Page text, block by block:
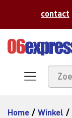
contact
Home / Winkel /